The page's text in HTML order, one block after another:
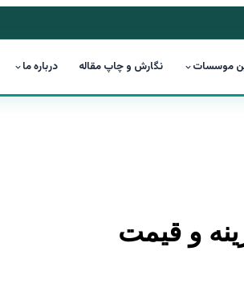
موسسات نگارش و چاپ مقاله درباره ما
و قیمت